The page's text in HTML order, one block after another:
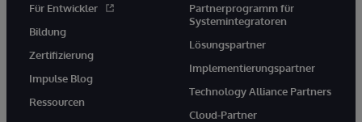
Für Entwickler
Bildung
Zertifizierung
Impulse Blog
Ressourcen
Partnerprogramm für
Systemintegratoren
Lösungspartner
Implementierungspartner
Technology Alliance Partners
Cloud-Partner